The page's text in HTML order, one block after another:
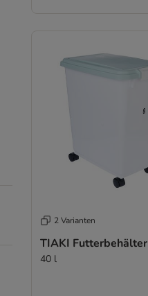
2 Varianten
TIAKI Futterbehälter
40 l